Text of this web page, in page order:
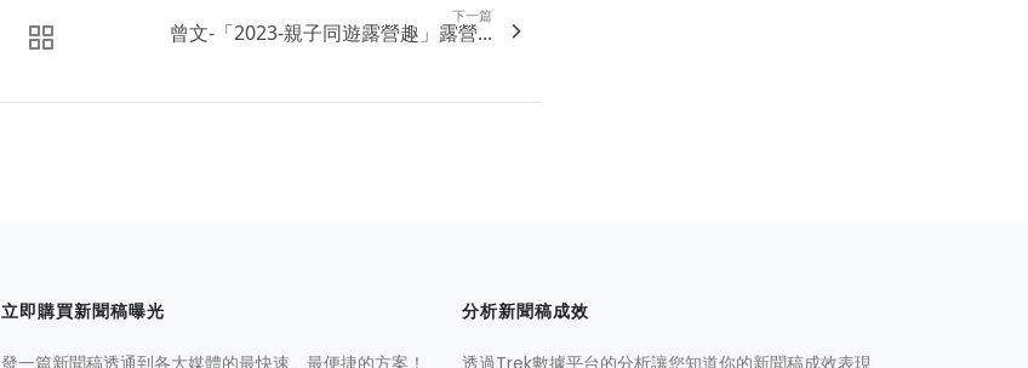
下一篇
曾文-「2023-親子同遊露營趣」露營...
立即購買新聞稿曝光 分析新聞稿成效